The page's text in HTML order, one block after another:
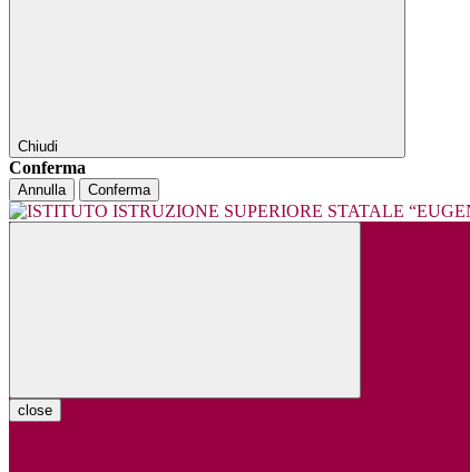
Chiudi
Conferma
Annulla Conferma
close